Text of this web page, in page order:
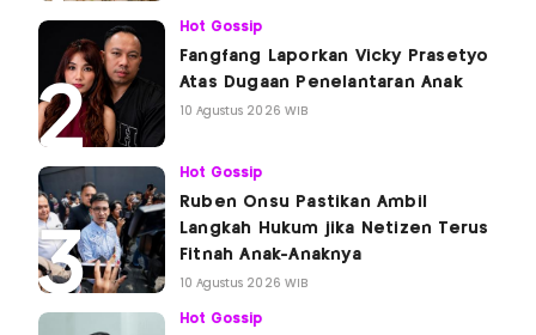
Hot Gossip
Fangfang Laporkan Vicky Prasetyo
Atas Dugaan Penelantaran Anak
10 Agustus 2026 WIB
Hot Gossip
Ruben Onsu Pastikan Ambil
Langkah Hukum jika Netizen Terus
Fitnah Anak-Anaknya
10 Agustus 2026 WIB
Hot Gossip